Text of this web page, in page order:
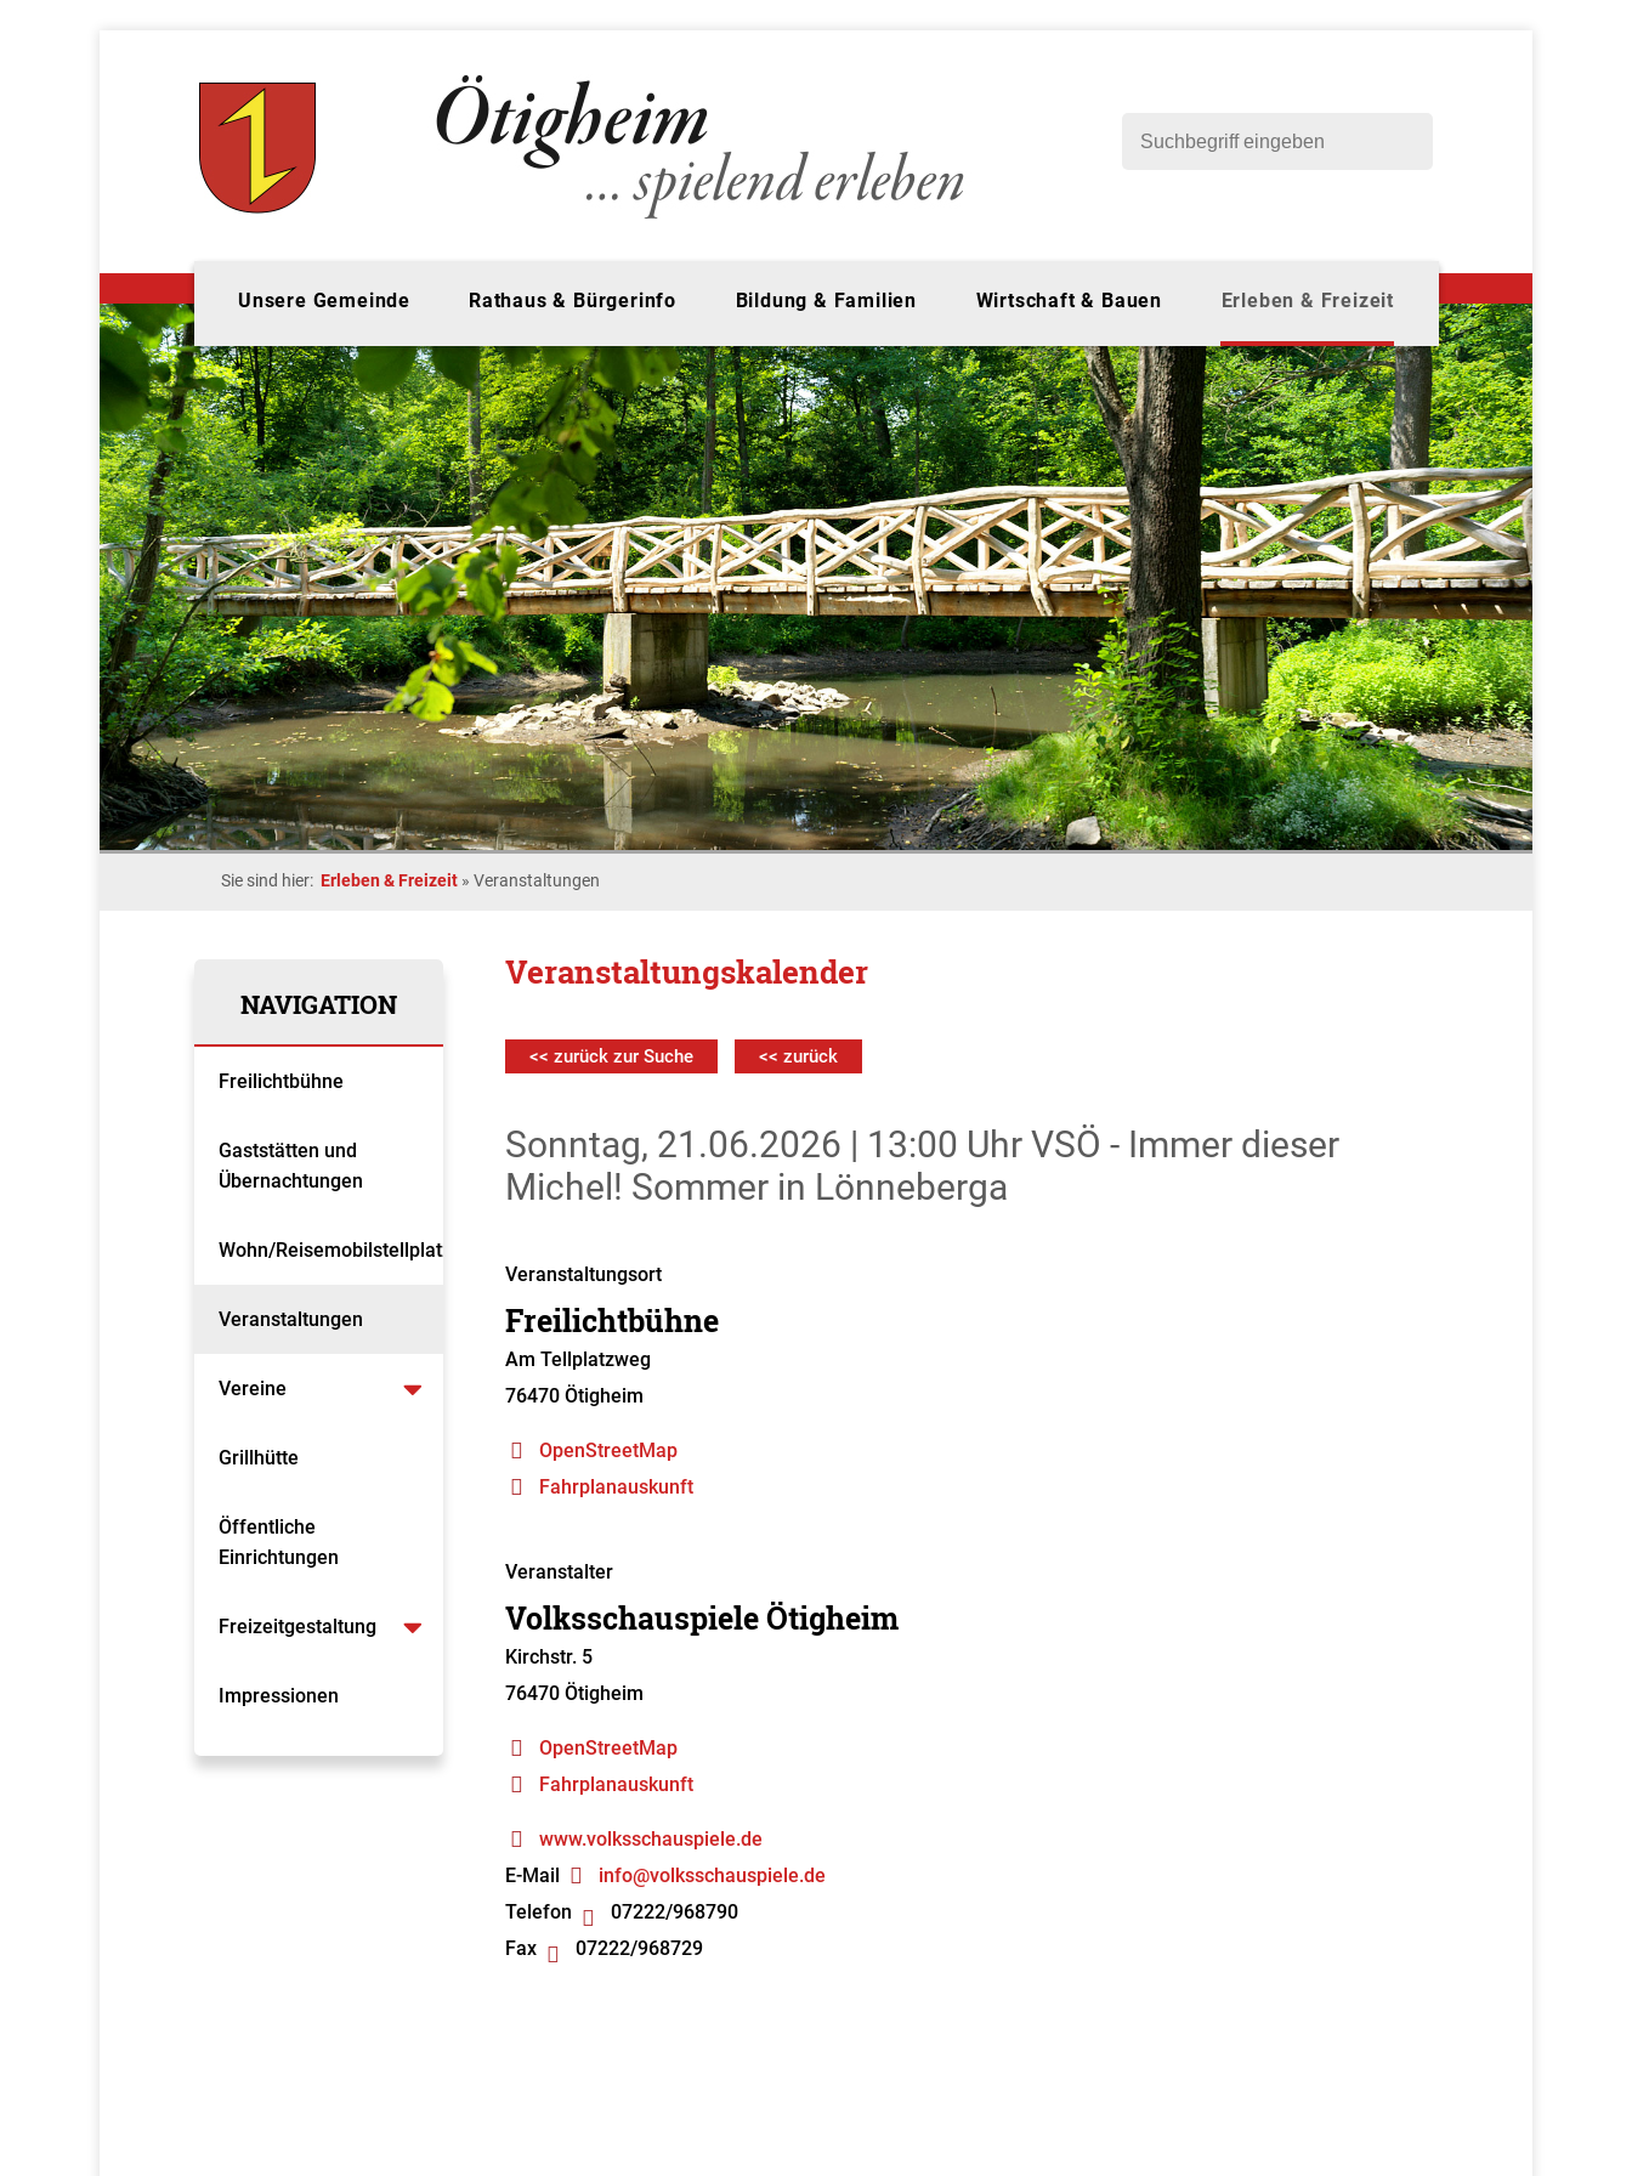
Unsere Gemeinde Rathaus & Bürgerinfo Bildung & Familien Wirtschaft & Bauen Erleben & Freizeit
Sie sind hier: Erleben & Freizeit » Veranstaltungen
NAVIGATION
Freilichtbühne
Gaststätten und
Übernachtungen
Wohn/Reisemobilstellplatz
Veranstaltungen
Vereine
Grillhütte
Öffentliche
Einrichtungen
Freizeitgestaltung
Impressionen
Veranstaltungskalender
<< zurück zur Suche << zurück
Sonntag, 21.06.2026 | 13:00 UhrVSÖ - Immer dieser
Michel! Sommer in Lönneberga
Veranstaltungsort
Freilichtbühne
Am Tellplatzweg
76470 Ötigheim
OpenStreetMap
Fahrplanauskunft
Veranstalter
Volksschauspiele Ötigheim
Kirchstr. 5
76470 Ötigheim
OpenStreetMap
Fahrplanauskunft
www.volksschauspiele.de
E-Mail
info@volksschauspiele.de
Telefon
07222/968790
Fax
07222/968729